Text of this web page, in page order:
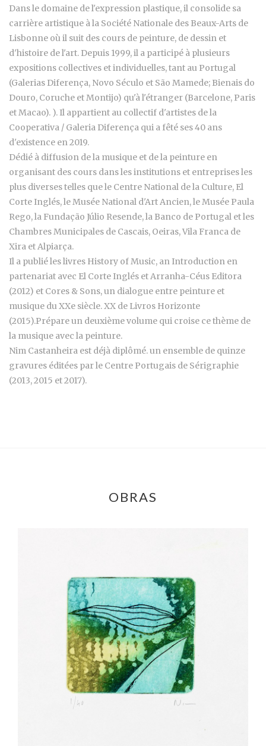
Dans le domaine de l'expression plastique, il consolide sa
carrière artistique à la Société Nationale des Beaux-Arts de
Lisbonne où il suit des cours de peinture, de dessin et
d'histoire de l'art. Depuis 1999, il a participé à plusieurs
expositions collectives et individuelles, tant au Portugal
(Galerias Diferença, Novo Século et São Mamede; Bienais do
Douro, Coruche et Montijo) qu'à l'étranger (Barcelone, Paris
et Macao). ). Il appartient au collectif d'artistes de la
Cooperativa / Galeria Diferença qui a fêté ses 40 ans
d'existence en 2019.
Dédié à diffusion de la musique et de la peinture en
organisant des cours dans les institutions et entreprises les
plus diverses telles que le Centre National de la Culture, El
Corte Inglés, le Musée National d'Art Ancien, le Musée Paula
Rego, la Fundação Júlio Resende, la Banco de Portugal et les
Chambres Municipales de Cascais, Oeiras, Vila Franca de
Xira et Alpiarça.
Il a publié les livres History of Music, an Introduction en
partenariat avec El Corte Inglés et Arranha-Céus Editora
(2012) et Cores & Sons, un dialogue entre peinture et
musique du XXe siècle. XX de Livros Horizonte
(2015).Prépare un deuxième volume qui croise ce thème de
la musique avec la peinture.
Nim Castanheira est déjà diplômé. un ensemble de quinze
gravures éditées par le Centre Portugais de Sérigraphie
(2013, 2015 et 2017).
OBRAS